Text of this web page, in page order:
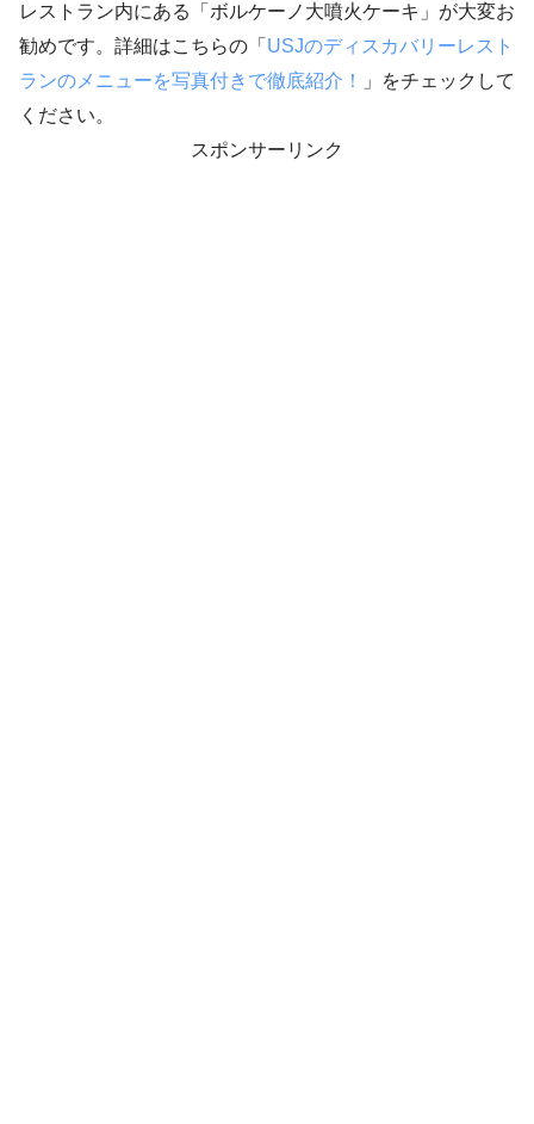
レストラン内にある「ボルケーノ大噴火ケーキ」が大変お
勧めです。詳細はこちらの「 USJのディスカバリーレスト
ランのメニューを写真付きで徹底紹介！
」をチェックして
ください。
スポンサーリンク